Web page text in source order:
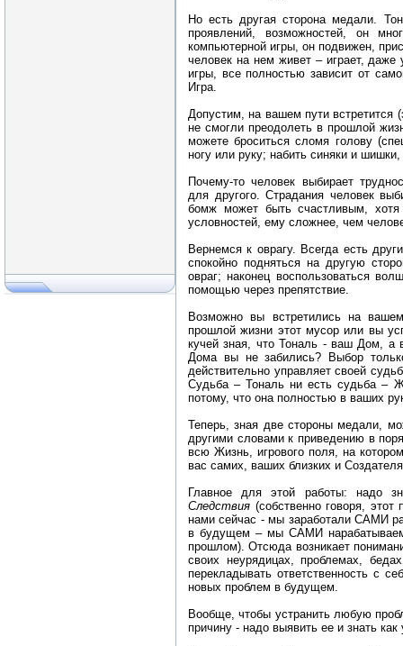
Но есть другая сторона медали.
проявлений, возможностей, он
компьютерной игры, он подвижен,
человек на нем живет – играет, даже
игры, все полностью зависит от
Игра.
Допустим, на вашем пути встретится
не смогли преодолеть в прошлой
можете броситься сломя голову
ногу или руку; набить синяки и
Почему-то человек выбирает
для другого. Страдания человек
бомж может быть счастливым, хотя
условностей, ему сложнее, чем
Вернемся к оврагу. Всегда есть
спокойно подняться на другую
овраг; наконец воспользоваться
помощью через препятствие.
Возможно вы встретились на
прошлой жизни этот мусор или вы
кучей зная, что Тональ - ваш Дом, а
Дома вы не забились? Выбор
действительно управляет своей
Судьба – Тональ ни есть судьба –
потому, что она полностью в ваших
Теперь, зная две стороны медали,
другими словами к приведению в
всю Жизнь, игрового поля, на
вас самих, ваших близких и
Главное для этой работы: надо
Следствия (собственно говоря,
нами сейчас - мы заработали САМИ
в будущем – мы САМИ
прошлом). Отсюда возникает
своих неурядицах, проблемах,
перекладывать ответственность с
новых проблем в будущем.
Вообще, чтобы устранить любую
причину - надо выявить ее и знать как